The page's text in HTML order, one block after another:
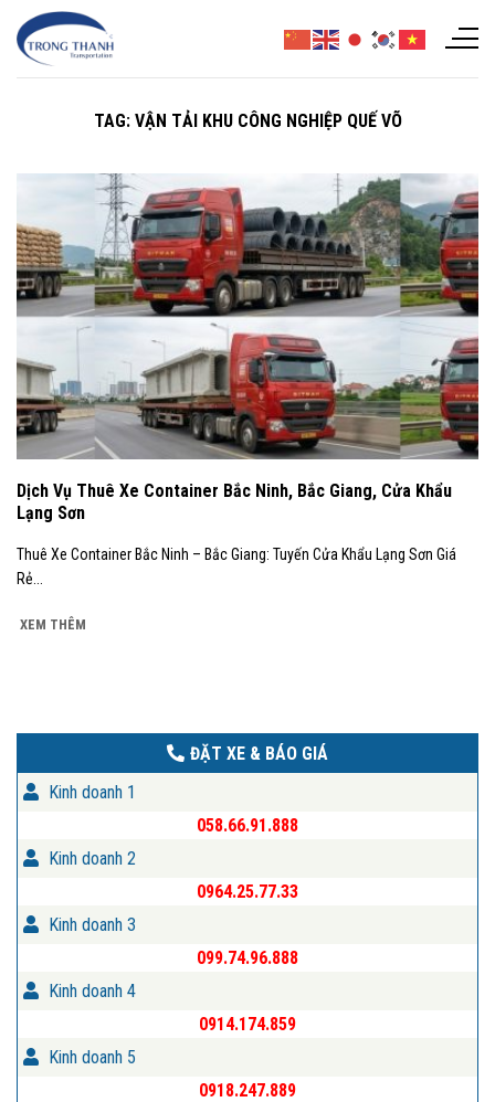
Chuyển
đến
TAG: VẬN TẢI KHU CÔNG NGHIỆP QUẾ VÕ
Dịch Vụ Thuê Xe Container Bắc Ninh, Bắc Giang, Cửa Khẩu
Lạng Sơn
Thuê Xe Container Bắc Ninh – Bắc Giang: Tuyến Cửa Khẩu Lạng Sơn Giá
Rẻ...
XEM THÊM
ĐẶT XE & BÁO GIÁ
Kinh doanh 1
058.66.91.888
Kinh doanh 2
0964.25.77.33
Kinh doanh 3
099.74.96.888
Kinh doanh 4
0914.174.859
Kinh doanh 5
0918.247.889